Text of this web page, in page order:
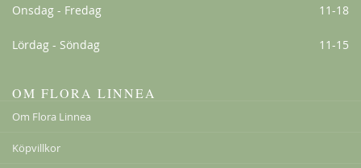
Kordes Aloha
Från179,00 kr
Onsdag - Fredag
11-18
Lördag - Söndag 11-15
OM FLORA LINNEA
Om Flora Linnea
Köpvillkor